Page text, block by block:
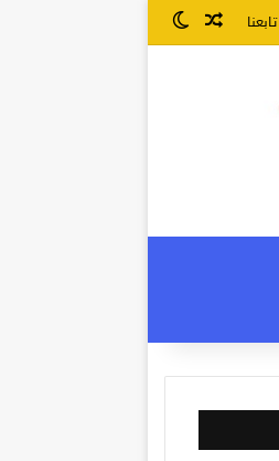
تابعنا مقال عشوائي
الوضع المظلم